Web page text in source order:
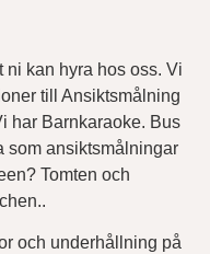
ni kan hyra hos oss. Vi
till Ansiktsmålning
har Barnkaraoke. Bus
som ansiktsmålningar
Tomten och
och underhållning på